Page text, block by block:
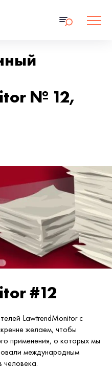
№ 12,
#12
LawtrendMonitor c
желаем, чтобы
применения, о которых мы
международным
человека.